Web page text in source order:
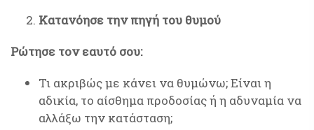
Κατανόησε την πηγή του θυμού
Ρώτησε τον εαυτό σου:
Τι ακριβώς με κάνει να θυμώνω; Είναι η
αδικία, το αίσθημα προδοσίας ή η αδυναμία να
αλλάξω την κατάσταση;